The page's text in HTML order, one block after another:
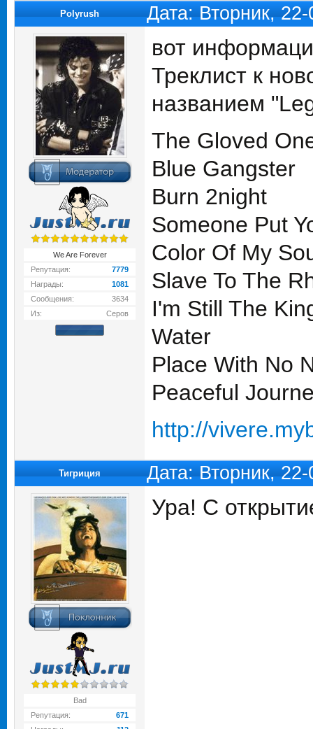
Polyrush Дата: Вторник,
We Are Forever
Репутация:
7779
Награды:
1081
Сообщения:
3634
Из:
Серов
вот
Треклист к
названием
The Gloved
Blue Gangster
Burn 2night
Someone Put
Color Of My
Slave To The
I'm Still The
Water
Place With No
Peaceful
http://
Тигриция Дата: Вторник,
Bad
Репутация:
671
Ура! С